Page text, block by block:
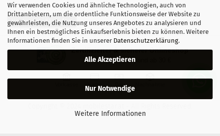
Wir verwenden Cookies und ähnliche Technologien, auch von
Drittanbietern, um die ordentliche Funktionsweise der Website zu
gewährleisten, die Nutzung unseres Angebotes zu analysieren und
Ihnen ein bestmögliches Einkaufserlebnis bieten zu können. Weitere
Informationen finden Sie in unserer Datenschutzerklärung.
Alle Akzeptieren
Nur Notwendige
Weitere Informationen
Vertrag widerrufen
Zertifizierter & sicherer Onlineshop
Kostenloser Versand ab 30 €